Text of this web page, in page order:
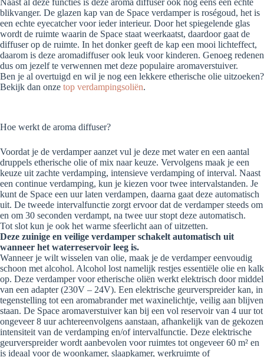
blikvanger. De glazen kap van de Space verdamper is roségoud, het is
een echte eyecatcher voor ieder interieur. Door het spiegelende glas
wordt de ruimte waarin de Space staat weerkaatst, daardoor gaat de
diffuser op de ruimte. In het donker geeft de kap een mooi lichteffect,
daarom is deze aromadiffuser ook leuk voor kinderen. Genoeg redenen
dus om jezelf te verwennen met deze populaire aromaverstuiver.
Ben je al overtuigd en wil je nog een lekkere etherische olie uitzoeken?
Bekijk dan onze top verdampingsoliën.
Hoe werkt de aroma diffuser?
Voordat je de verdamper aanzet vul je deze met water en een aantal
druppels etherische olie of mix naar keuze. Vervolgens maak je een
keuze uit zachte verdamping, intensieve verdamping of interval. Naast
een continue verdamping, kun je kiezen voor twee intervalstanden. Je
kunt de Space een uur laten verdampen, daarna gaat deze automatisch
uit. De tweede intervalfunctie zorgt ervoor dat de verdamper steeds om
en om 30 seconden verdampt, na twee uur stopt deze automatisch.
Tot slot kun je ook het warme sfeerlicht aan of uitzetten.
Deze zuinige en veilige verdamper schakelt automatisch uit
wanneer het waterreservoir leeg is.
Wanneer je wilt wisselen van olie, maak je de verdamper eenvoudig
schoon met alcohol. Alcohol lost namelijk restjes essentiële olie en kalk
op. Deze verdamper voor etherische oliën werkt elektrisch door middel
van een adapter (230V – 24V). Een elektrische geurverspreider kan, in
tegenstelling tot een aromabrander met waxinelichtje, veilig aan blijven
staan. De Space aromaverstuiver kan bij een vol reservoir van 4 uur tot
ongeveer 8 uur achtereenvolgens aanstaan, afhankelijk van de gekozen
intensiteit van de verdamping en/of intervalfunctie. Deze elektrische
geurverspreider wordt aanbevolen voor ruimtes tot ongeveer 60 m² en
is ideaal voor de woonkamer, slaapkamer, werkruimte of